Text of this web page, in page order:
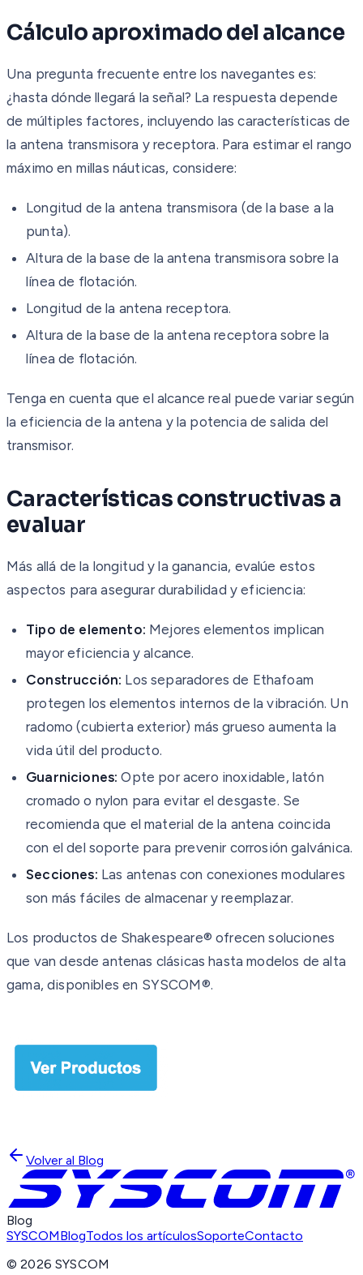
Cálculo aproximado del alcance
Una pregunta frecuente entre los navegantes es:
¿hasta dónde llegará la señal? La respuesta depende
de múltiples factores, incluyendo las características de
la antena transmisora y receptora. Para estimar el rango
máximo en millas náuticas, considere:
Longitud de la antena transmisora (de la base a la
punta).
Altura de la base de la antena transmisora sobre la
línea de flotación.
Longitud de la antena receptora.
Altura de la base de la antena receptora sobre la
línea de flotación.
Tenga en cuenta que el alcance real puede variar según
la eficiencia de la antena y la potencia de salida del
transmisor.
Características constructivas a
evaluar
Más allá de la longitud y la ganancia, evalúe estos
aspectos para asegurar durabilidad y eficiencia:
Tipo de elemento: Mejores elementos implican
mayor eficiencia y alcance.
Construcción: Los separadores de Ethafoam
protegen los elementos internos de la vibración. Un
radomo (cubierta exterior) más grueso aumenta la
vida útil del producto.
Guarniciones: Opte por acero inoxidable, latón
cromado o nylon para evitar el desgaste. Se
recomienda que el material de la antena coincida
con el del soporte para prevenir corrosión galvánica.
Secciones: Las antenas con conexiones modulares
son más fáciles de almacenar y reemplazar.
Los productos de Shakespeare® ofrecen soluciones
que van desde antenas clásicas hasta modelos de alta
gama, disponibles en SYSCOM®.
Volver al Blog
Blog
SYSCOMBlogTodos los artículosSoporteContacto
©2026 SYSCOM